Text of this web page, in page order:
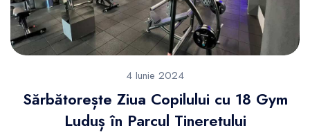
4 Iunie 2024
Sărbătorește Ziua Copilului cu 18 Gym
Luduș în Parcul Tineretului